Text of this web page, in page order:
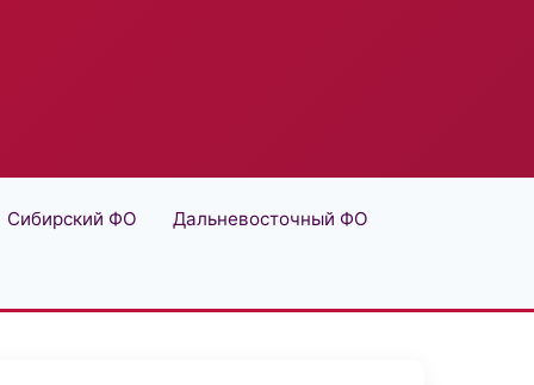
Сибирский ФО Дальневосточный ФО